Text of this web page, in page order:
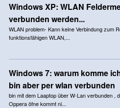
Windows XP: WLAN
verbunden werden...
WLAN problem- Kann keine Verbindung zum
funktionsfähigen WLAN,...
Windows 7: warum komme
bin aber per wlan verbunden
bin mit dem Laaptop über W-Lan verbunden ,
Oppera öfne kommt ni...